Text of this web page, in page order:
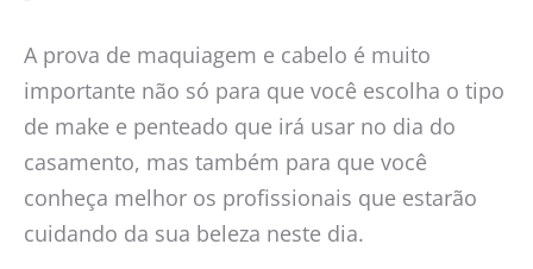
A prova de maquiagem e cabelo é muito
importante não só para que você escolha o tipo
de make e penteado que irá usar no dia do
casamento, mas também para que você
conheça melhor os profissionais que estarão
cuidando da sua beleza neste dia.